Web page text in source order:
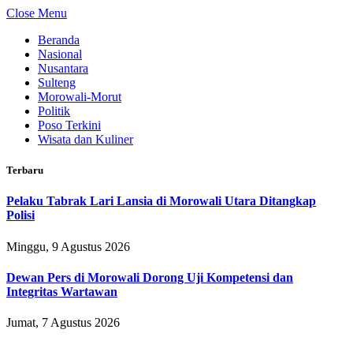
Close Menu
Beranda
Nasional
Nusantara
Sulteng
Morowali-Morut
Politik
Poso Terkini
Wisata dan Kuliner
Terbaru
Pelaku Tabrak Lari Lansia di Morowali Utara Ditangkap
Polisi
Minggu, 9 Agustus 2026
Dewan Pers di Morowali Dorong Uji Kompetensi dan
Integritas Wartawan
Jumat, 7 Agustus 2026